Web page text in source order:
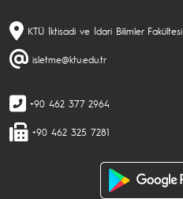
KTÜ İktisadi ve İdari Bilimler Fakültesi
isletme@ktu.edu.tr
+90 462 377 2964
+90 462 325 7281